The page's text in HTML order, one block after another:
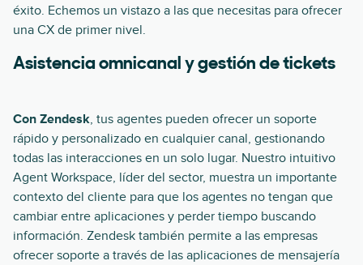
éxito. Echemos un vistazo a las que necesitas para ofrecer
una CX de primer nivel.
Asistencia omnicanal y gestión de tickets
Con Zendesk, tus agentes pueden ofrecer un soporte
rápido y personalizado en cualquier canal, gestionando
todas las interacciones en un solo lugar. Nuestro intuitivo
Agent Workspace, líder del sector, muestra un importante
contexto del cliente para que los agentes no tengan que
cambiar entre aplicaciones y perder tiempo buscando
información. Zendesk también permite a las empresas
ofrecer soporte a través de las aplicaciones de mensajería